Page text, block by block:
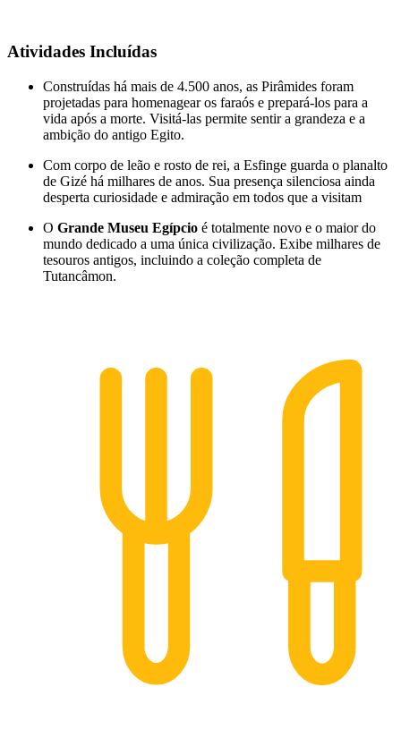
Atividades Incluídas
Construídas há mais de 4.500 anos, as Pirâmides foram
projetadas para homenagear os faraós e prepará-los para a
vida após a morte. Visitá-las permite sentir a grandeza e a
ambição do antigo Egito.
Com corpo de leão e rosto de rei, a Esfinge guarda o planalto
de Gizé há milhares de anos. Sua presença silenciosa ainda
desperta curiosidade e admiração em todos que a visitam
O Grande Museu Egípcio é totalmente novo e o maior do
mundo dedicado a uma única civilização. Exibe milhares de
tesouros antigos, incluindo a coleção completa de
Tutancâmon.